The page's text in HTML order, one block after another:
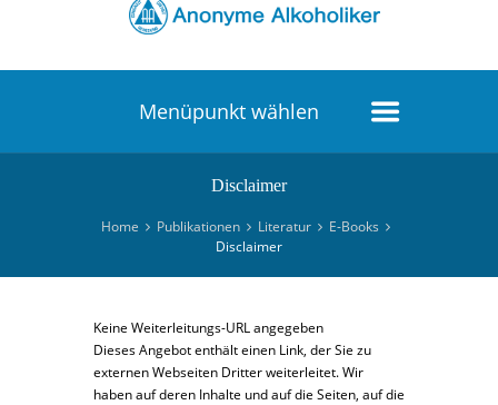
Menüpunkt wählen
Disclaimer
Home Publikationen Literatur
E-Books
Disclaimer
Keine Weiterleitungs-URL angegeben
Dieses Angebot enthält einen Link, der Sie zu
externen Webseiten Dritter weiterleitet. Wir
haben auf deren Inhalte und auf die Seiten, auf die